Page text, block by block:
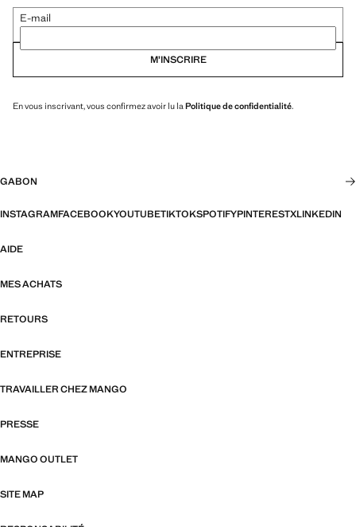
E-mail
M’INSCRIRE
En vous inscrivant, vous confirmez avoir lu la Politique de confidentialité.
GABON
INSTAGRAMFACEBOOKYOUTUBETIKTOKSPOTIFYPINTERESTXLINKEDIN
AIDE
MES ACHATS
RETOURS
ENTREPRISE
TRAVAILLER CHEZ MANGO
PRESSE
MANGO OUTLET
SITE MAP